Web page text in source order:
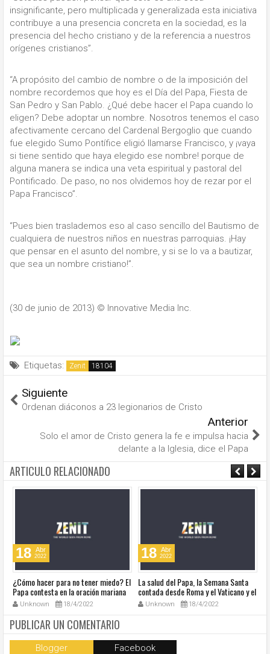
insignificante, pero multiplicada y generalizada esta iniciativa
contribuye a una presencia concreta en la sociedad, es la
presencia del hecho cristiano y de la referencia a nuestros
orígenes cristianos”.
“A propósito del cambio de nombre o de la imposición del
nombre recordemos que hoy es el Día del Papa, Fiesta de
San Pedro y San Pablo. ¿Qué debe hacer el Papa cuando lo
eligen? Debe adoptar un nombre. Nosotros tenemos el caso
afectivamente cercano del Cardenal Bergoglio que cuando
fue elegido Sumo Pontífice eligió llamarse Francisco, y ¡vaya
si tiene sentido que haya elegido ese nombre! porque de
alguna manera se indica una veta espiritual y pastoral del
Pontificado. De paso, no nos olvidemos hoy de rezar por el
Papa Francisco”.
“Pues bien traslademos eso al caso sencillo del Bautismo de
cualquiera de nuestros niños en nuestras parroquias. ¡Hay
que pensar en el asunto del nombre, y si se lo va a bautizar,
que sea un nombre cristiano!”.
(30 de junio de 2013) © Innovative Media Inc.
Etiquetas: Zenit
Siguiente
Ordenan diáconos a 23 legionarios de Cristo
Anterior
Solo el amor de Cristo genera la fe e impulsa hacia
delante a la Iglesia, dice el Papa
ARTICULO RELACIONADO
18 Abr
2022
¿Cómo hacer para no tener miedo? El
Papa contesta en la oración mariana
de este lunes en la Plaza de San
Pedro
Unknown 18/4/2022
18 Abr
2022
La salud del Papa, la Semana Santa
contada desde Roma y el Vaticano y el
resumen de noticias en audio
Unknown 18/4/2022
PUBLICAR UN COMENTARIO
Blogger Facebook